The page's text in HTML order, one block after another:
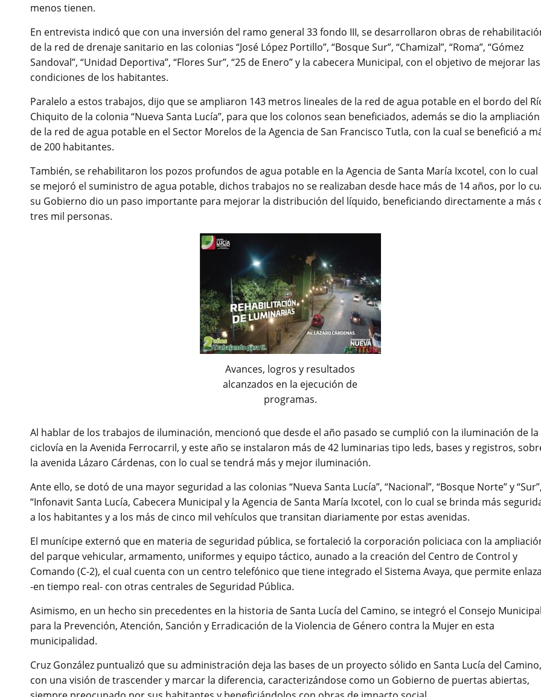
menos tienen.
En entrevista indicó que con una inversión del ramo general 33 fondo III, se desarrollaron obras de
de la red de drenaje sanitario en las colonias “José López Portillo”, “Bosque Sur”, “Chamizal”, “Roma”, “Gómez
Sandoval”, “Unidad Deportiva”, “Flores Sur”, “25 de Enero” y la cabecera Municipal, con el objetivo de mejorar las
condiciones de los habitantes.
Paralelo a estos trabajos, dijo que se ampliaron 143 metros lineales de la red de agua potable en el bordo del
Chiquito de la colonia “Nueva Santa Lucía”, para que los colonos sean beneficiados, además se dio la ampliación
de la red de agua potable en el Sector Morelos de la Agencia de San Francisco Tutla, con la cual se benefició a
de 200 habitantes.
También, se rehabilitaron los pozos profundos de agua potable en la Agencia de Santa María Ixcotel, con lo cual
se mejoró el suministro de agua potable, dichos trabajos no se realizaban desde hace más de 14 años, por lo
su Gobierno dio un paso importante para mejorar la distribución del líquido, beneficiando directamente a más
tres mil personas.
Avances, logros y resultados
alcanzados en la ejecución de
programas.
Al hablar de los trabajos de iluminación, mencionó que desde el año pasado se cumplió con la iluminación de la
ciclovía en la Avenida Ferrocarril, y este año se instalaron más de 42 luminarias tipo leds, bases y registros,
la avenida Lázaro Cárdenas, con lo cual se tendrá más y mejor iluminación.
Ante ello, se dotó de una mayor seguridad a las colonias “Nueva Santa Lucía”, “Nacional”, “Bosque Norte” y
“Infonavit Santa Lucía, Cabecera Municipal y la Agencia de Santa María Ixcotel, con lo cual se brinda más
a los habitantes y a los más de cinco mil vehículos que transitan diariamente por estas avenidas.
El munícipe externó que en materia de seguridad pública, se fortaleció la corporación policiaca con la
del parque vehicular, armamento, uniformes y equipo táctico, aunado a la creación del Centro de Control y
Comando (C-2), el cual cuenta con un centro telefónico que tiene integrado el Sistema Avaya, que permite
-en tiempo real- con otras centrales de Seguridad Pública.
Asimismo, en un hecho sin precedentes en la historia de Santa Lucía del Camino, se integró el Consejo
para la Prevención, Atención, Sanción y Erradicación de la Violencia de Género contra la Mujer en esta
municipalidad.
Cruz González puntualizó que su administración deja las bases de un proyecto sólido en Santa Lucía del Camino,
con una visión de trascender y marcar la diferencia, caracterizándose como un Gobierno de puertas abiertas,